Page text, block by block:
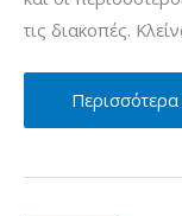
τις διακοπές.
ΔΕΛΤΙΟ
ΤΥΠΟΥ
Περισσότερα